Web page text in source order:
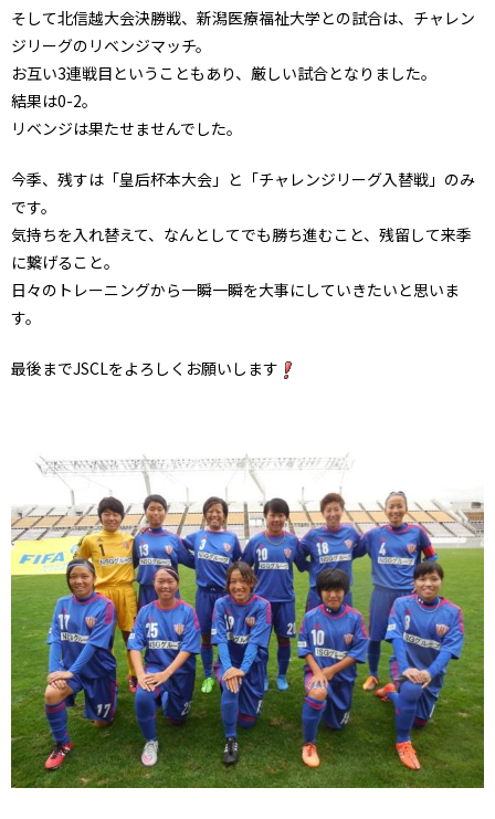
そして北信越大会決勝戦、新潟医療福祉大学との試合は、チャレン
ジリーグのリベンジマッチ。
お互い3連戦目ということもあり、厳しい試合となりました。
結果は0-2。
リベンジは果たせませんでした。
今季、残すは「皇后杯本大会」と「チャレンジリーグ入替戦」のみ
です。
気持ちを入れ替えて、なんとしてでも勝ち進むこと、残留して来季
に繋げること。
日々のトレーニングから一瞬一瞬を大事にしていきたいと思いま
す。
最後までJSCLをよろしくお願いします